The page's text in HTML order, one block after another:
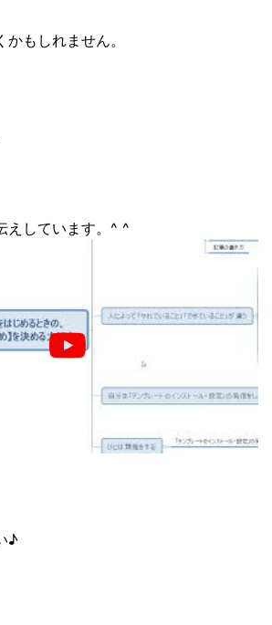
もしれません。
えしています。^ ^
♪